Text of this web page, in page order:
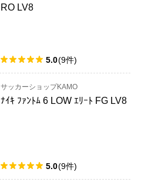
RO LV8
5.0(9件)
サッカーショップKAMO
ﾅｲｷ ﾌｧﾝﾄﾑ 6 LOW ｴﾘｰﾄ FG LV8
5.0(9件)